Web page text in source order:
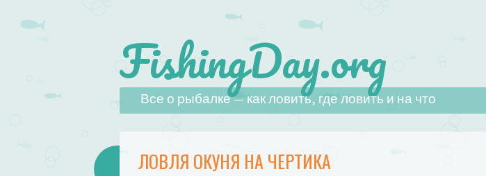
FishingDay.org
Все о рыбалке — как ловить, где ловить и на что
Наверх
ЛОВЛЯ ОКУНЯ НА ЧЕРТИКА